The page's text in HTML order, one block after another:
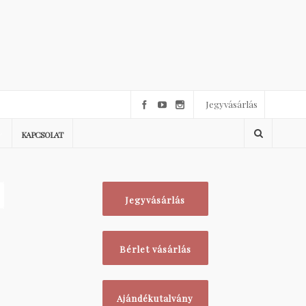
Jegyvásárlás
KAPCSOLAT
Jegyvásárlás
Bérlet vásárlás
Ajándékutalvány